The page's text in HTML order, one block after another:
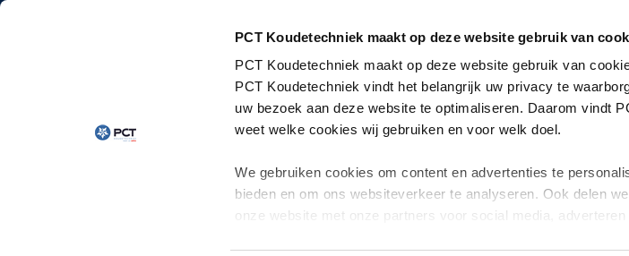
PCT Koudetechniek maakt op deze website gebruik van
PCT Koudetechniek maakt op deze website gebruik van
PCT Koudetechniekvindt het belangrijk uw privacy te
uw bezoek aan deze website te optimaliseren. Daarom vindt
weet welke cookies wij gebruiken en voor welk doel.
We gebruiken cookies om content en advertenties te
bieden en om ons websiteverkeer te analyseren. Ook delen
onze website met onze partners voor social media,